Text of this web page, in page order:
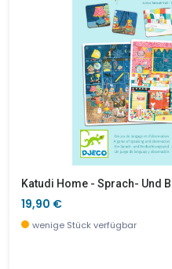
Katudi Home - Sprach- Und
19,90 €
wenige Stück verfügbar